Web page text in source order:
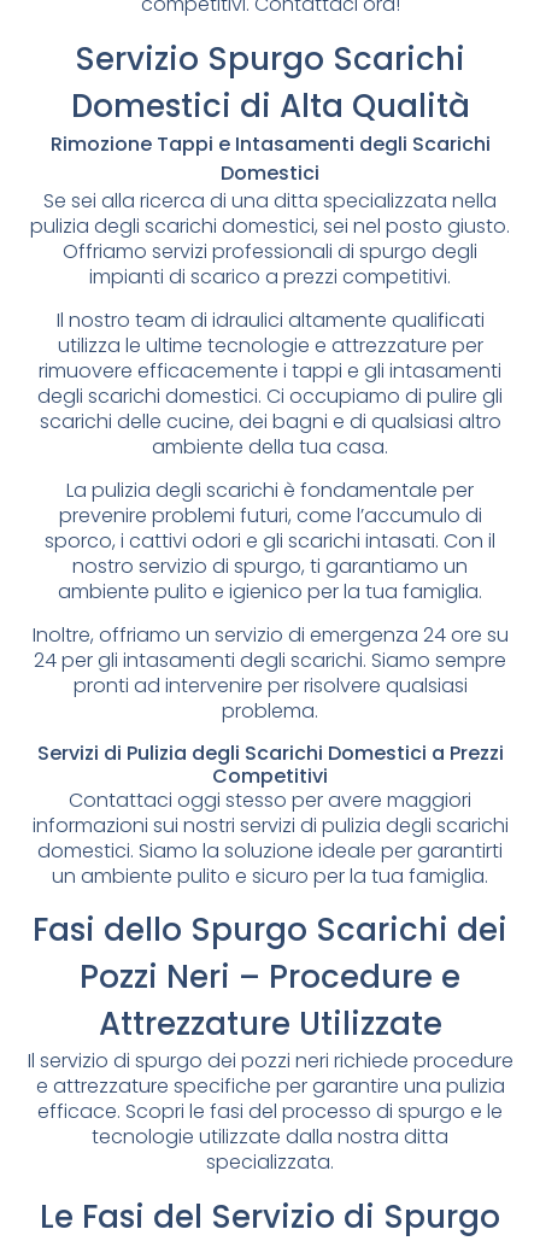
Servizio Spurgo Scarichi
Domestici di Alta Qualità
Rimozione Tappi e Intasamenti degli Scarichi
Domestici
Se sei alla ricerca di una ditta specializzata nella
pulizia degli scarichi domestici, sei nel posto giusto.
Offriamo servizi professionali di spurgo degli
impianti di scarico a prezzi competitivi.
Il nostro team di idraulici altamente qualificati
utilizza le ultime tecnologie e attrezzature per
rimuovere efficacemente i tappi e gli intasamenti
degli scarichi domestici. Ci occupiamo di pulire gli
scarichi delle cucine, dei bagni e di qualsiasi altro
ambiente della tua casa.
La pulizia degli scarichi è fondamentale per
prevenire problemi futuri, come l’accumulo di
sporco, i cattivi odori e gli scarichi intasati. Con il
nostro servizio di spurgo, ti garantiamo un
ambiente pulito e igienico per la tua famiglia.
Inoltre, offriamo un servizio di emergenza 24 ore su
24 per gli intasamenti degli scarichi. Siamo sempre
pronti ad intervenire per risolvere qualsiasi
problema.
Servizi di Pulizia degli Scarichi Domestici a Prezzi
Competitivi
Contattaci oggi stesso per avere maggiori
informazioni sui nostri servizi di pulizia degli scarichi
domestici. Siamo la soluzione ideale per garantirti
un ambiente pulito e sicuro per la tua famiglia.
Fasi dello Spurgo Scarichi dei
Pozzi Neri – Procedure e
Attrezzature Utilizzate
Il servizio di spurgo dei pozzi neri richiede procedure
e attrezzature specifiche per garantire una pulizia
efficace. Scopri le fasi del processo di spurgo e le
tecnologie utilizzate dalla nostra ditta
specializzata.
Le Fasi del Servizio di Spurgo